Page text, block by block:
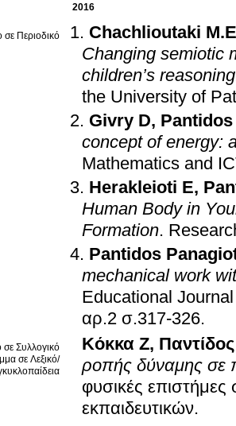
2016
Περιοδικό
Chachlioutaki M.E
Changing semiotic
children’s
the University of
Givry D,
concept of energy:
Mathematics and
Herakleioti E,
Human Body in
Formation.
Pantidos
mechanical work
Educational
αρ.2 σ.317-326.
σε Συλλογικό
σε Λεξικό/
Κόκκα Ζ,
ροπής δύναμης σε
φυσικές επιστήμες
εκπαιδευτικών.